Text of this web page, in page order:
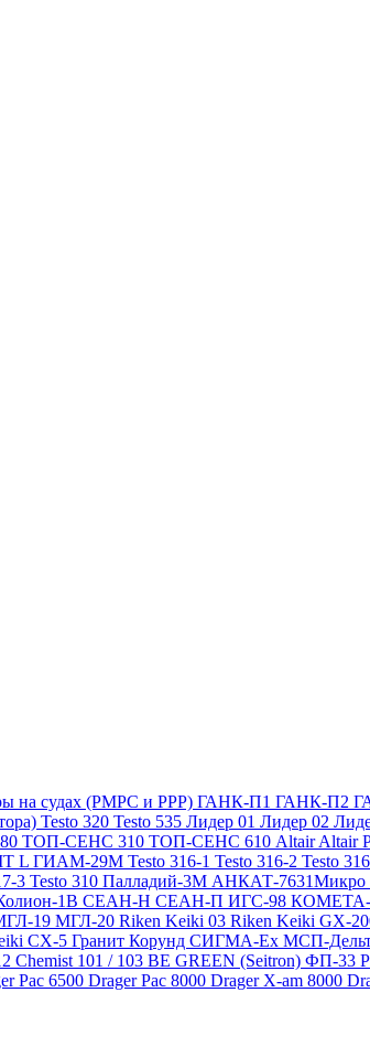
на судах (РМРС и РРР) ГАНК-П1 ГАНК-П2
Testo 320 Testo 535 Лидер 01 Лидер 02
ТОП-СЕНС 310 ТОП-СЕНС 610 AltairAltair
L ГИАМ-29М Testo 316-1 Testo 316-2 Testo
3 Testo 310 Палладий-3М АНКАТ-7631Микро
1В СЕАН-Н СЕАН-П ИГС-98
19 МГЛ-20 Riken Keiki 03 Riken Keiki GX-
CX-5 Гранит Корунд СИГМА-Ех МСП-
Chemist 101 / 103 BE GREEN (Seitron) ФП-33
Pac 6500 Drager Pac 8000 Drager X-am 8000